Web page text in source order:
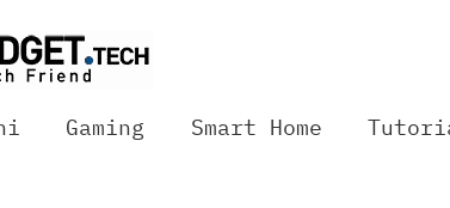
Gaming Smart Home